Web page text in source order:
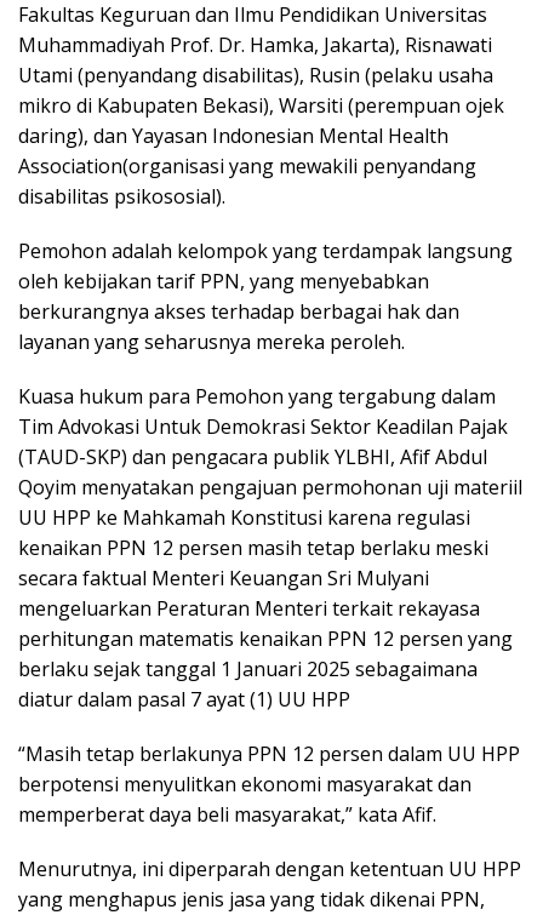
Fakultas Keguruan dan Ilmu Pendidikan Universitas
Muhammadiyah Prof. Dr. Hamka, Jakarta), Risnawati
Utami (penyandang disabilitas), Rusin (pelaku usaha
mikro di Kabupaten Bekasi), Warsiti (perempuan ojek
daring), dan Yayasan Indonesian Mental Health
Association(organisasi yang mewakili penyandang
disabilitas psikososial).
Pemohon adalah kelompok yang terdampak langsung
oleh kebijakan tarif PPN, yang menyebabkan
berkurangnya akses terhadap berbagai hak dan
layanan yang seharusnya mereka peroleh.
Kuasa hukum para Pemohon yang tergabung dalam
Tim Advokasi Untuk Demokrasi Sektor Keadilan Pajak
(TAUD-SKP) dan pengacara publik YLBHI, Afif Abdul
Qoyim menyatakan pengajuan permohonan uji materiil
UU HPP ke Mahkamah Konstitusi karena regulasi
kenaikan PPN 12 persen masih tetap berlaku meski
secara faktual Menteri Keuangan Sri Mulyani
mengeluarkan Peraturan Menteri terkait rekayasa
perhitungan matematis kenaikan PPN 12 persen yang
berlaku sejak tanggal 1 Januari 2025 sebagaimana
diatur dalam pasal 7 ayat (1) UU HPP
“Masih tetap berlakunya PPN 12 persen dalam UU HPP
berpotensi menyulitkan ekonomi masyarakat dan
memperberat daya beli masyarakat,” kata Afif.
Menurutnya, ini diperparah dengan ketentuan UU HPP
yang menghapus jenis jasa yang tidak dikenai PPN,